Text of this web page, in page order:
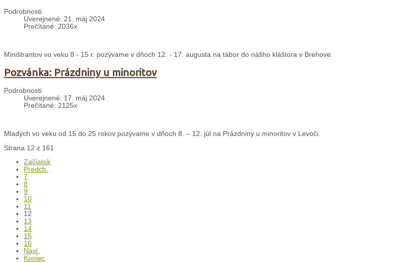
Podrobnosti
Uverejnené: 21. máj 2024
Prečítané: 2036x
Miništrantov vo veku 8 - 15 r. pozývame v dňoch 12. - 17. augusta na tábor do nášho kláštora v Brehove.
Pozvánka: Prázdniny u minoritov
Podrobnosti
Uverejnené: 17. máj 2024
Prečítané: 2125x
Mladých vo veku od 15 do 25 rokov pozývame v dňoch 8. – 12. júl na Prázdniny u minoritov v Levoči.
Strana 12 z 161
Začiatok
Predch.
7
8
9
10
11
12
13
14
15
16
Nasl.
Koniec